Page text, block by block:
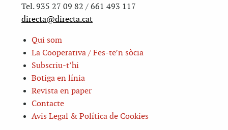
Tel. 935 27 09 82 / 661 493 117
directa@directa.cat
Qui som
La Cooperativa / Fes-te’n sòcia
Subscriu-t’hi
Botiga en línia
Revista en paper
Contacte
Avis Legal & Política de Cookies